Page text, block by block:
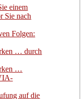
einem
Sie nach
Folgen:
… durch
…
auf die